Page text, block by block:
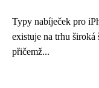
Typy nabíječek pro
existuje na trhu široká
přičemž...